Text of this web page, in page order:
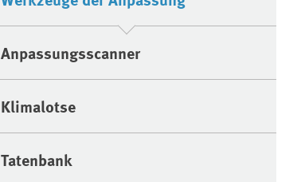
Anpassungsscanner
Klimalotse
Tatenbank